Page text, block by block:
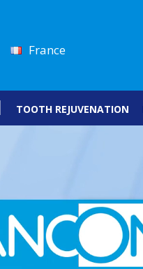
France
TOOTH REJUVENATION